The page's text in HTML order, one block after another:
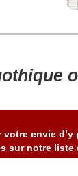
votre envie
sur notre liste